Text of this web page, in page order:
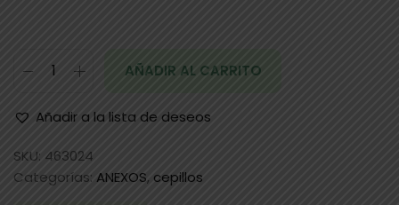
AÑADIR AL CARRITO
Añadir a la lista de deseos
SKU: 463024
Categorías: ANEXOS, cepillos